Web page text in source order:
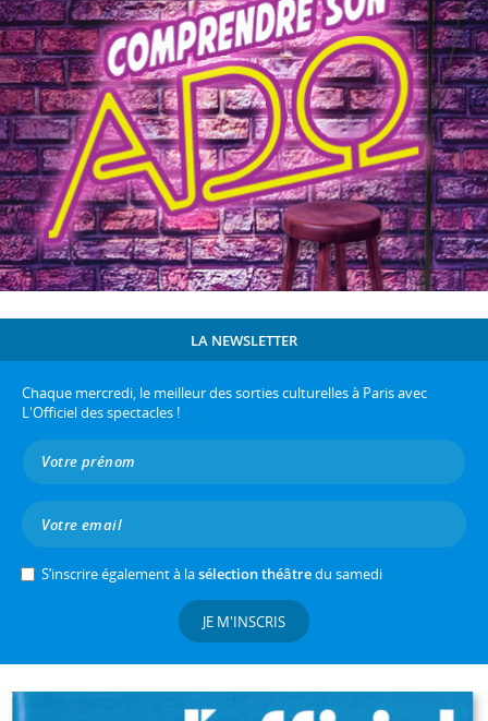
LA NEWSLETTER
Chaque mercredi, le meilleur des sorties culturelles à Paris avec
L'Officiel des spectacles !
S’inscrire également à lasélection théâtredu samedi
JE M'INSCRIS